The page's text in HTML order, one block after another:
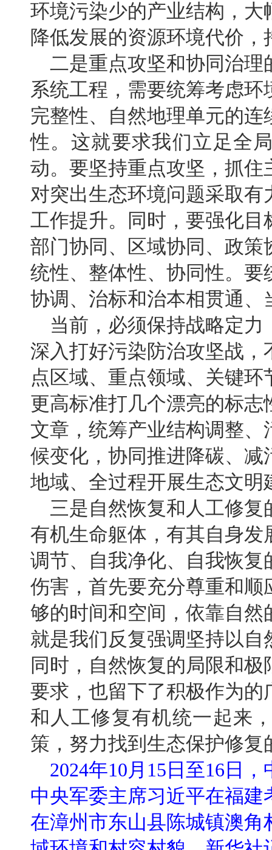
环境污染少的产业结构，
降低发展的资源环境代价
二是重点攻坚和协同治
系统工程，需要统筹考虑
完整性、自然地理单元的
性。这就要求我们立足全
动。要坚持重点攻坚，抓
对突出生态环境问题采取
工作提升。同时，要强化
部门协同、区域协同、政
统性、整体性、协同性。
协调、治标和治本相贯通、
当前，必须保持战略定
深入打好污染防治攻坚战
点区域、重点领域、关键
更高标准打几个漂亮的标
文章，统筹产业结构调整
候变化，协同推进降碳、
地域、全过程开展生态文明
三是自然恢复和人工修
有机生命躯体，有其自身
调节、自我净化、自我恢
伤害，首先要充分尊重和
够的时间和空间，依靠自
就是我们反复强调坚持以
同时，自然恢复的局限和
要求，也留下了积极作为
和人工修复有机统一起来
策，努力找到生态保护修复
2024年10月15日至16日
中央军委主席习近平在福
在漳州市东山县陈城镇澳